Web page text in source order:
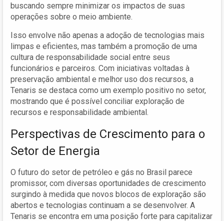
buscando sempre minimizar os impactos de suas
operações sobre o meio ambiente.
Isso envolve não apenas a adoção de tecnologias mais
limpas e eficientes, mas também a promoção de uma
cultura de responsabilidade social entre seus
funcionários e parceiros. Com iniciativas voltadas à
preservação ambiental e melhor uso dos recursos, a
Tenaris se destaca como um exemplo positivo no setor,
mostrando que é possível conciliar exploração de
recursos e responsabilidade ambiental.
Perspectivas de Crescimento para o
Setor de Energia
O futuro do setor de petróleo e gás no Brasil parece
promissor, com diversas oportunidades de crescimento
surgindo à medida que novos blocos de exploração são
abertos e tecnologias continuam a se desenvolver. A
Tenaris se encontra em uma posição forte para capitalizar